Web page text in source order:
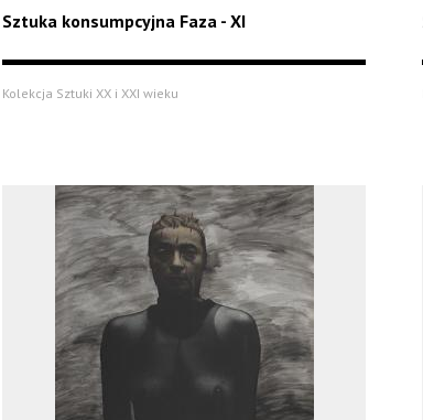
Sztuka konsumpcyjna Faza - XI
Kolekcja Sztuki XX i XXI wieku